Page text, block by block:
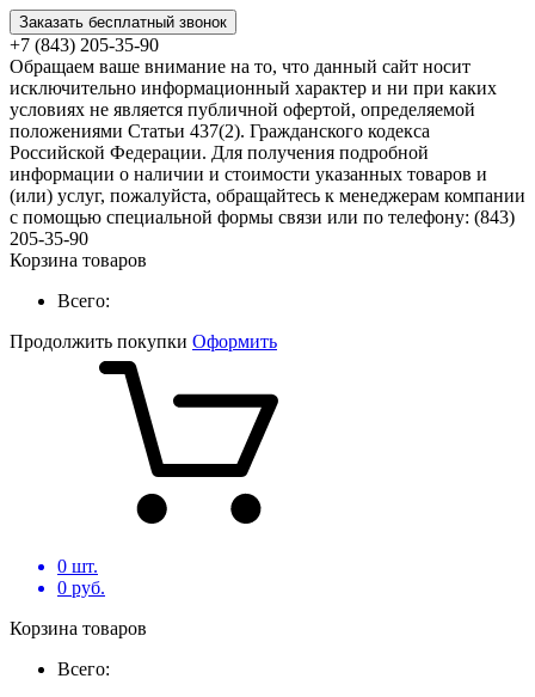
Заказать бесплатный звонок
+7 (843) 205-35-90
Обращаем ваше внимание на то, что данный сайт носит
исключительно информационный характер и ни при каких
условиях не является публичной офертой, определяемой
положениями Статьи 437(2). Гражданского кодекса
Российской Федерации. Для получения подробной
информации о наличии и стоимости указанных товаров и
(или) услуг, пожалуйста, обращайтесь к менеджерам компании
с помощью специальной формы связи или по телефону: (843)
205-35-90
Корзина товаров
Всего:
Продолжить покупки Оформить
0 шт.
0 руб.
Корзина товаров
Всего: